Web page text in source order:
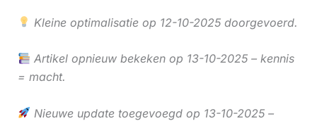
Kleine optimalisatie op 12-10-2025 doorgevoerd.
Artikel opnieuw bekeken op 13-10-2025 – kennis
= macht.
Nieuwe update toegevoegd op 13-10-2025 –